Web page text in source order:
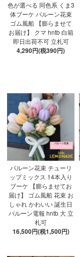
色が選べる 同色系 くま3
体ブーケ バルーン花束
ゴム風船 【膨らませて
お届け】 クマ hntb 白箱
即日出荷不可 立札可
4,290円(税390円)
バルーン花束 チューリ
ップミックス 14本入り
ブーケ 【膨らませてお
届け】 ゴム風船 花束 お
しゃれ かわいい 誕生日
バルーン電報 hntb 大 立
札可
16,500円(税1,500円)